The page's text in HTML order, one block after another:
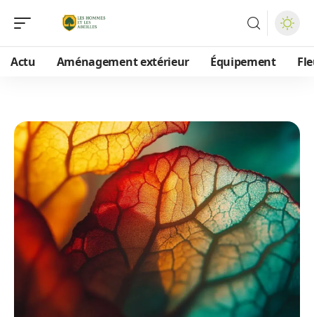
Actu Aménagement extérieur Équipement